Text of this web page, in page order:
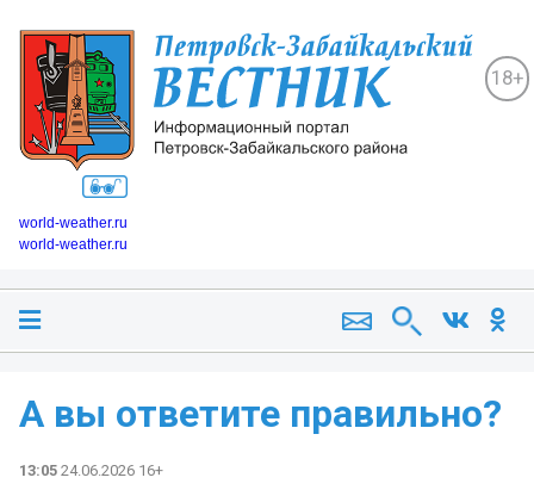
18+
world-weather.ru
world-weather.ru
А вы ответите правильно?
13:05 24.06.2026 16+